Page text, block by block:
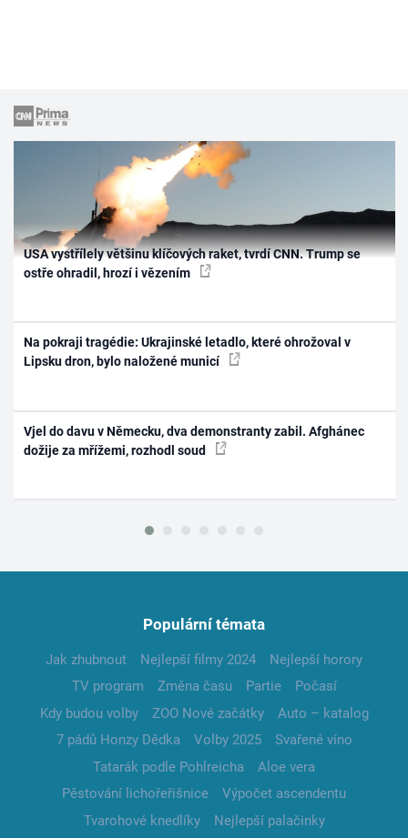
USA vystřílely většinu klíčových raket, tvrdí CNN. Trump se
ostře ohradil, hrozí i vězením
Na pokraji tragédie: Ukrajinské letadlo, které ohrožoval v
Lipsku dron, bylo naložené municí
Vjel do davu v Německu, dva demonstranty zabil. Afghánec
dožije za mřížemi, rozhodl soud
Populární témata
Jak zhubnout Nejlepší filmy 2024
Nejlepší horory
TV program
Změna času Partie
Počasí
Kdy budou volby
ZOO Nové začátky
Auto – katalog
7 pádů Honzy Dědka
Volby 2025
Svařené víno
Tatarák podle Pohlreicha
Aloe vera
Pěstování lichořeřišnice
Výpočet ascendentu
Tvarohové knedlíky
Nejlepší palačinky